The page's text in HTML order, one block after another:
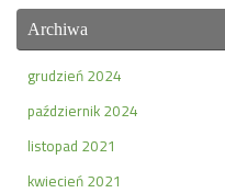
Archiwa
grudzień 2024
październik 2024
listopad 2021
kwiecień 2021